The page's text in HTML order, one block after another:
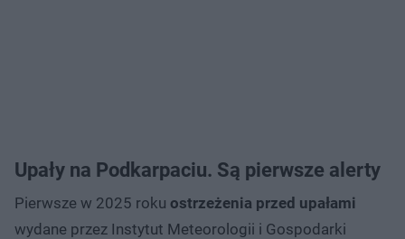
Upały na Podkarpaciu. Są pierwsze alerty
Pierwsze w 2025 roku ostrzeżenia przed upałami
wydane przez Instytut Meteorologii i Gospodarki